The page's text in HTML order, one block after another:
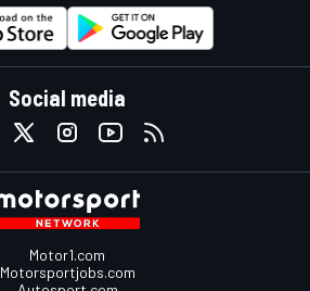
Social media
Motor1.com
Motorsportjobs.com